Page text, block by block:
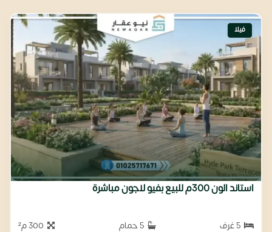
فيلا
استاند الون 300م للبيع بفيو لاجون مباشرة
5 حمام